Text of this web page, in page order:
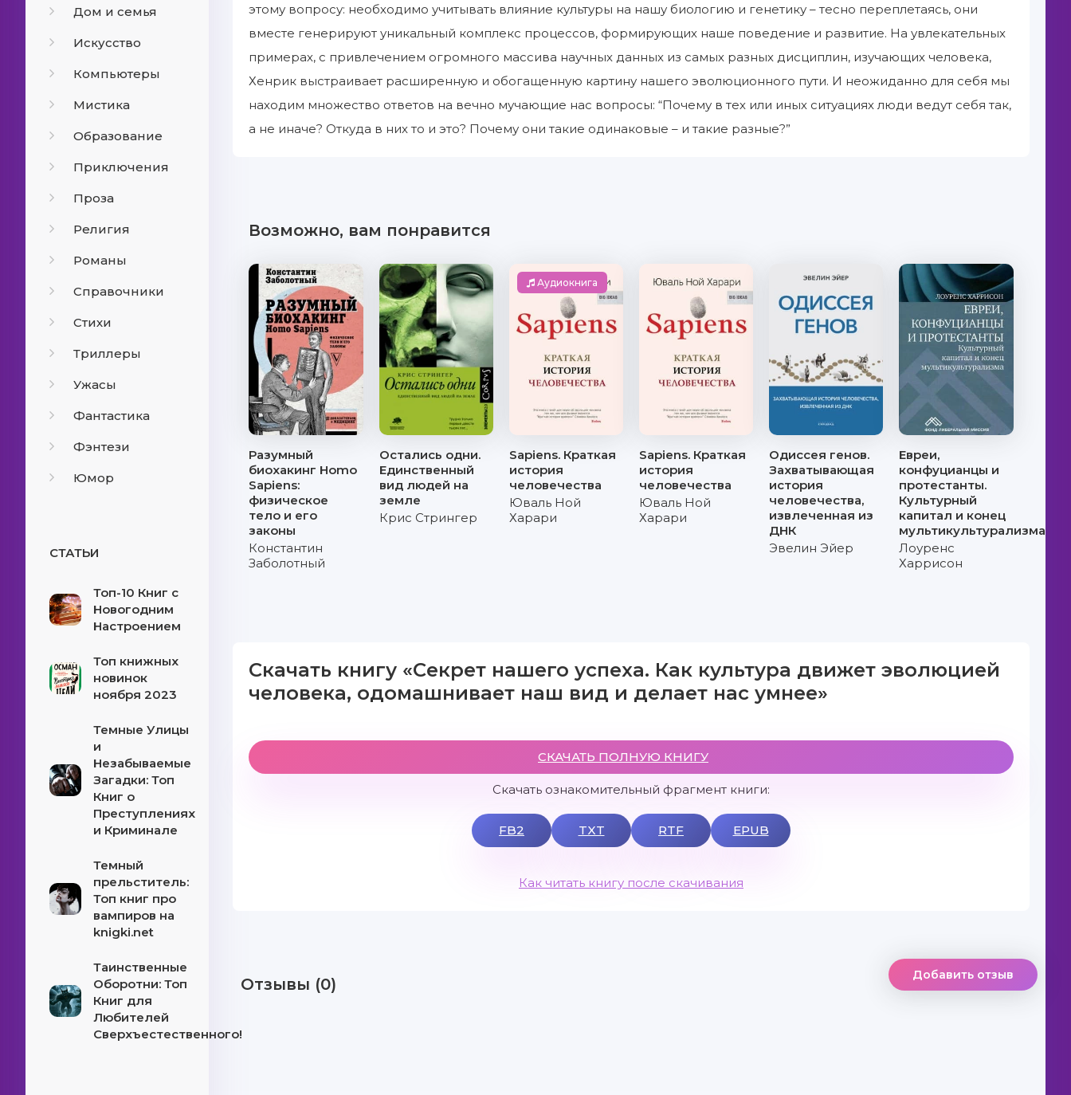
Дом и семья
Искусство
Компьютеры
Мистика
Образование
Приключения
Проза
Религия
Романы
Справочники
Стихи
Триллеры
Ужасы
Фантастика
Фэнтези
Юмор
СТАТЬИ
Топ-10 Книг с
Новогодним
Настроением
Топ книжных
новинок
ноября 2023
Темные Улицы
и
Незабываемые
Загадки: Топ
Книг о
Преступлениях
и Криминале
Темный
прельститель:
Топ книг про
вампиров на
knigki.net
Таинственные
Оборотни: Топ
Книг для
Любителей
Сверхъестественного!
этому вопросу: необходимо учитывать влияние культуры на нашу биологию и генетику – тесно переплетаясь, они
вместе генерируют уникальный комплекс процессов, формирующих наше поведение и развитие. На увлекательных
примерах, с привлечением огромного массива научных данных из самых разных дисциплин, изучающих человека,
Хенрик выстраивает расширенную и обогащенную картину нашего эволюционного пути. И неожиданно для себя мы
находим множество ответов на вечно мучающие нас вопросы: “Почему в тех или иных ситуациях люди ведут себя так,
а не иначе? Откуда в них то и это? Почему они такие одинаковые – и такие разные?”
Возможно, вам понравится
Разумный
биохакинг Homo
Sapiens:
физическое
тело и его
законы
Константин
Заболотный
Остались одни.
Единственный
вид людей на
земле
Крис Стрингер
Аудиокнига
Sapiens. Краткая
история
человечества
Юваль Ной
Харари
Sapiens. Краткая
история
человечества
Юваль Ной
Харари
Одиссея генов.
Захватывающая
история
человечества,
извлеченная из
ДНК
Эвелин Эйер
Евреи,
конфуцианцы и
протестанты.
Культурный
капитал и конец
мультикультурализма
Лоуренс
Харрисон
Скачать книгу «Секрет нашего успеха. Как культура движет эволюцией
человека, одомашнивает наш вид и делает нас умнее»
СКАЧАТЬ ПОЛНУЮ КНИГУ
Скачать ознакомительный фрагмент книги:
FB2 TXT RTF EPUB
Как читать книгу после скачивания
Отзывы (0) Добавить отзыв